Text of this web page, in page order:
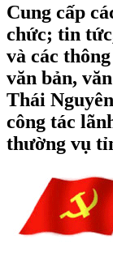
Cung cấp
chức; tin
và các
văn bản,
Thái
công tác
thường vụ